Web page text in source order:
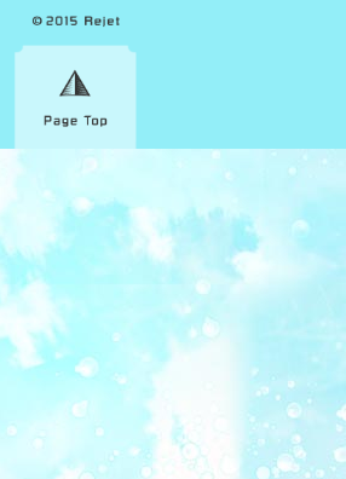
サポートへのメールはこちら
メール本文に、お問い合わせの内容
詳しい症状をお書き添えの上ご連絡くだ